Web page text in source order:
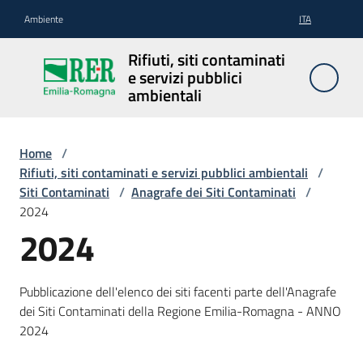
Ambiente ITA
Rifiuti, siti contaminati
e servizi pubblici
ambientali
Rifiuti, siti
contaminati
e servizi
Rifiuti
contaminati
Home /
Rifiuti, siti contaminati e servizi pubblici ambientali /
Siti Contaminati / Anagrafe dei Siti Contaminati /
2024
2024
Pubblicazione dell'elenco dei siti facenti parte dell'Anagrafe
dei Siti Contaminati della Regione Emilia-Romagna - ANNO
2024